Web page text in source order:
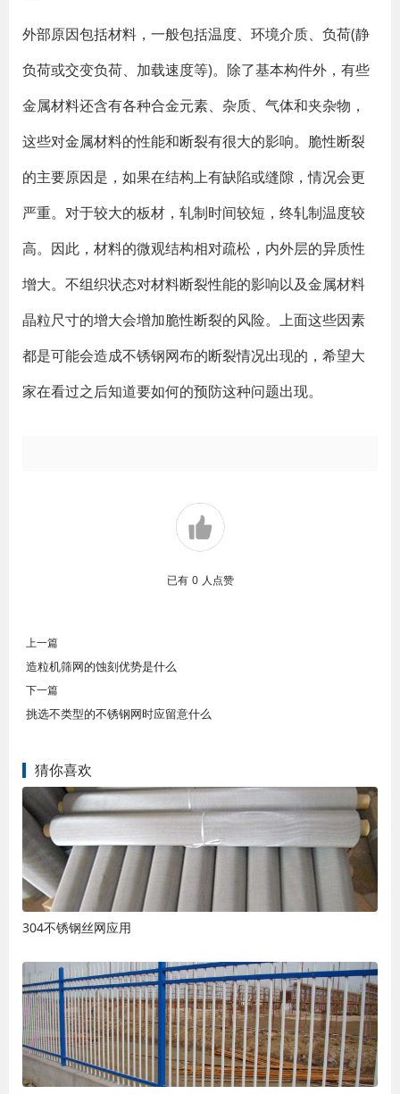
外部原因包括材料，一般包括温度、环境介质、负荷(静
负荷或交变负荷、加载速度等)。除了基本构件外，有些
金属材料还含有各种合金元素、杂质、气体和夹杂物，
这些对金属材料的性能和断裂有很大的影响。脆性断裂
的主要原因是，如果在结构上有缺陷或缝隙，情况会更
严重。对于较大的板材，轧制时间较短，终轧制温度较
高。因此，材料的微观结构相对疏松，内外层的异质性
增大。不组织状态对材料断裂性能的影响以及金属材料
晶粒尺寸的增大会增加脆性断裂的风险。上面这些因素
都是可能会造成不锈钢网布的断裂情况出现的，希望大
家在看过之后知道要如何的预防这种问题出现。
已有 0 人点赞
上一篇
造粒机筛网的蚀刻优势是什么
下一篇
挑选不类型的不锈钢网时应留意什么
猜你喜欢
304不锈钢丝网应用